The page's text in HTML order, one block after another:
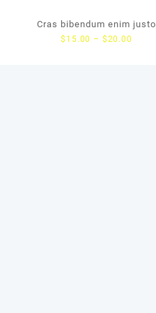
Cras bibendum enim justo
$ 15.00 – $20.00